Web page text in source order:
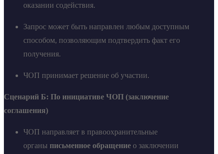
оказании содействия.
Запрос может быть направлен любым доступным
способом, позволяющим подтвердить факт его
получения.
ЧОП принимает решение об участии.
Сценарий Б: По инициативе ЧОП (заключение
соглашения)
ЧОП направляет в правоохранительные
органы письменное обращение о заключении